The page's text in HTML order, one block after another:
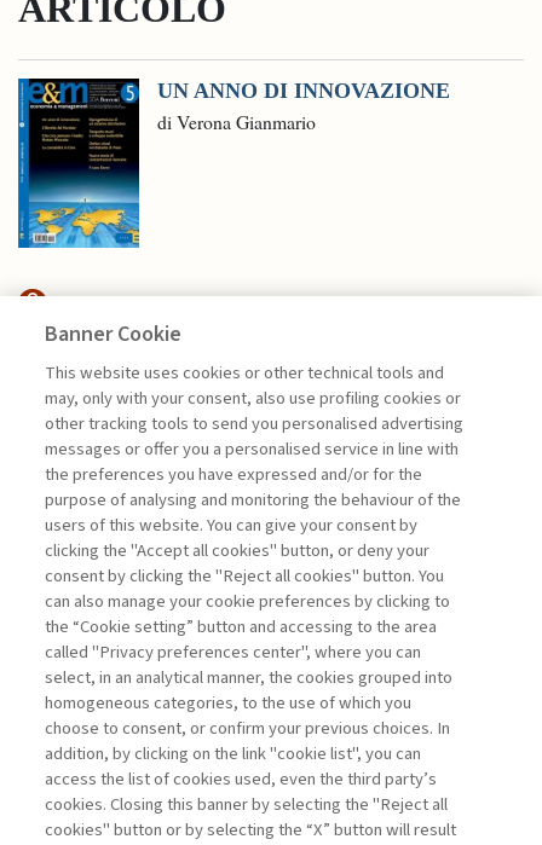
ARTICOLO
UN ANNO DI INNOVAZIONE
di Verona Gianmario
EDITORIALI
IL BICCHIERE MEZZO PIENO
DELL’INNOVAZIONE ...
di Alberto Grando
La consultazione dei libri è riservata esclusivamente
agli abbonati Premium
Legenda: Accedi Per registrati Per abbonati
Banner Cookie
This website uses cookies or other technical tools and
may, only with your consent, also use profiling cookies or
other tracking tools to send you personalised advertising
messages or offer you a personalised service in line with
the preferences you have expressed and/or for the
purpose of analysing and monitoring the behaviour of the
users of this website. You can give your consent by
clicking the "Accept all cookies" button, or deny your
consent by clicking the "Reject all cookies" button. You
can also manage your cookie preferences by clicking to
the “Cookie setting” button and accessing to the area
called "Privacy preferences center", where you can
select, in an analytical manner, the cookies grouped into
homogeneous categories, to the use of which you
choose to consent, or confirm your previous choices. In
addition, by clicking on the link "cookie list", you can
access the list of cookies used, even the third party’s
cookies. Closing this banner by selecting the "Reject all
cookies" button or by selecting the “X” button will result